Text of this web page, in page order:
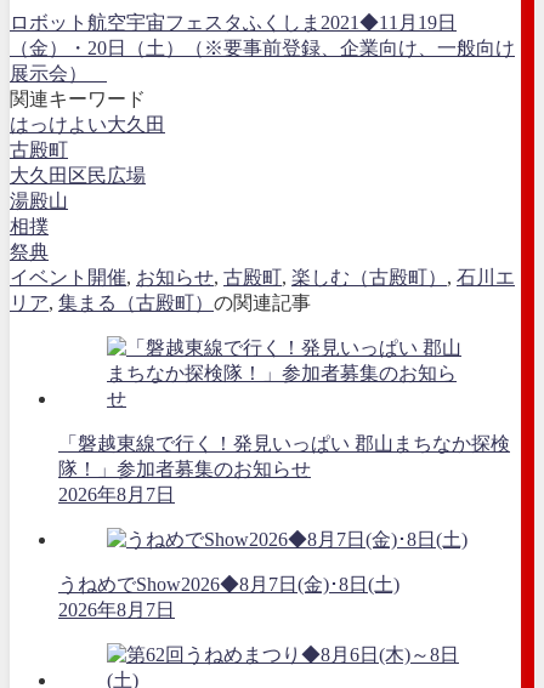
ロボット航空宇宙フェスタふくしま2021◆11月19日
（金）・20日（土）（※要事前登録、企業向け、一般向け
展示会）
関連キーワード
はっけよい大久田
古殿町
大久田区民広場
湯殿山
相撲
祭典
イベント開催, お知らせ, 古殿町, 楽しむ（古殿町） , 石川エ
リア, 集まる（古殿町） の関連記事
「磐越東線で行く！発見いっぱい 郡山まちなか探検
隊！」参加者募集のお知らせ
2026年8月7日
うねめでShow2026◆8月7日(金)･8日(土)
2026年8月7日